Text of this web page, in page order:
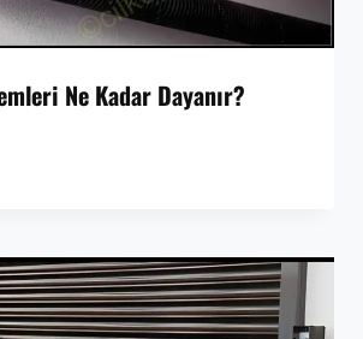
Ne Kadar Dayanır?